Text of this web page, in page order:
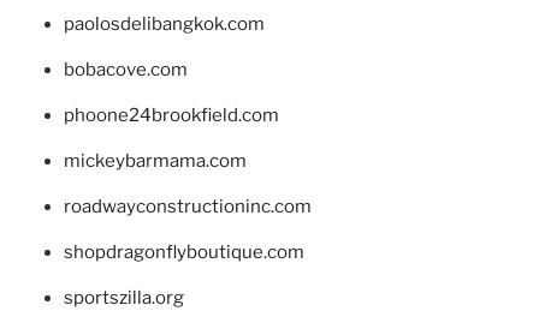
paolosdelibangkok.com
bobacove.com
phoone24brookfield.com
mickeybarmama.com
roadwayconstructioninc.com
shopdragonflyboutique.com
sportszilla.org